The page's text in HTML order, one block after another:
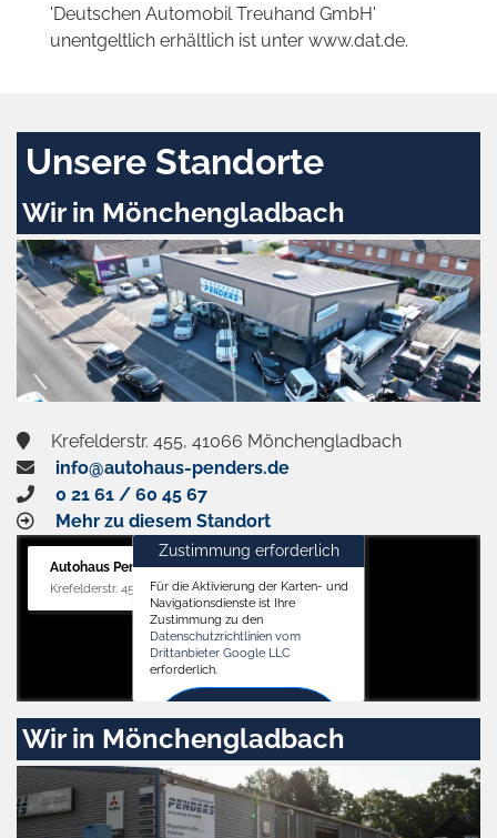
'Deutschen Automobil Treuhand GmbH'
unentgeltlich erhältlich ist unter www.dat.de.
Unsere Standorte
Wir in Mönchengladbach
Krefelderstr. 455, 41066 Mönchengladbach
info@autohaus-penders.de
0 21 61 / 60 45 67
Mehr zu diesem Standort
Autohaus Penders (Verkauf)
Krefelderstr. 455, 41066 Mönchengladbach
Zustimmung erforderlich
Für die Aktivierung der Karten- und
Navigationsdienste ist Ihre
Zustimmung zu den
Datenschutzrichtlinien vom
Drittanbieter Google LLC
erforderlich.
Zustimmen
und
aktivieren
Wir in Mönchengladbach